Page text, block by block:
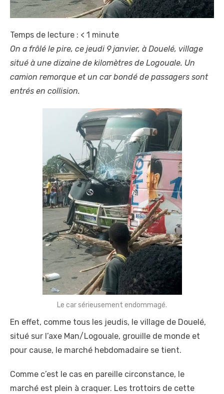
Temps de lecture : < 1 minute
On a frôlé le pire, ce jeudi 9 janvier, à Douelé, village
situé à une dizaine de kilomètres de Logouale. Un
camion remorque et un car bondé de passagers sont
entrés en collision.
Le car sérieusement endommagé.
En effet, comme tous les jeudis, le village de Douelé,
situé sur l’axe Man/Logouale, grouille de monde et
pour cause, le marché hebdomadaire se tient.
Comme c’est le cas en pareille circonstance, le
marché est plein à craquer. Les trottoirs de cette